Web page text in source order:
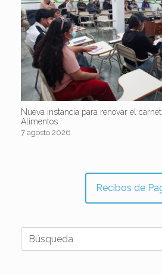
Nueva instancia para renovar el
Alimentos
7 agosto 2026
Recibos de
Buscar: